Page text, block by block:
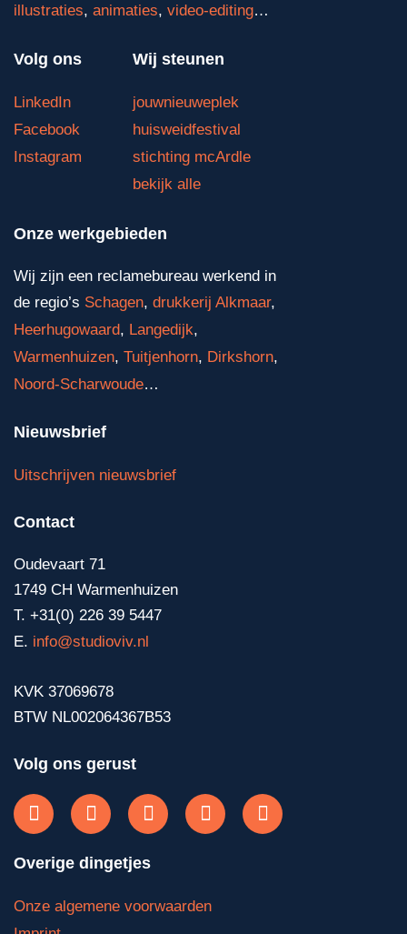
illustraties, animaties, video-editing…
Volg ons
LinkedIn
Facebook
Instagram
Wij steunen
jouwnieuweplek
huisweidfestival
stichting mcArdle
bekijk alle
Onze werkgebieden
Wij zijn een reclamebureau werkend in
de regio’s Schagen, drukkerij Alkmaar,
Heerhugowaard, Langedijk,
Warmenhuizen, Tuitjenhorn, Dirkshorn,
Noord-Scharwoude…
Nieuwsbrief
Uitschrijven nieuwsbrief
Contact
Oudevaart 71
1749 CH Warmenhuizen
T. +31(0) 226 39 5447
E. info@studioviv.nl
KVK 37069678
BTW NL002064367B53
Volg ons gerust
Overige dingetjes
Onze algemene voorwaarden